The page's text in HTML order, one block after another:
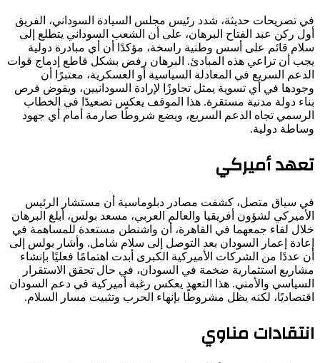
في تصريحات حديثة، شدد رئيس مجلس السيادة السوداني، الفريق
أول ركن عبد الفتاح البرهان، على أن الشعب السوداني يتطلع إلى
سلام قائم على أسس وطنية راسخة، مؤكدًا أن أي مبادرة دولية
يجب أن تراعي هذه المبادئ. البرهان رفض بشكل قاطع إدماج قوات
الدعم السريع في المعادلة السياسية أو العسكرية، معتبرًا أن
وجودها في أي تسوية يمثل تجاوزًا لإرادة السودانيين، ويقوض فرص
بناء دولة مدنية مستقرة. هذا الموقف يعكس تصعيدًا في الخطاب
الرسمي تجاه الدعم السريع، ويضع شروطًا صارمة أمام أي جهود
وساطة دولية.
تعهد أميركي
في سياق متصل، كشفت مصادر دبلوماسية أن مستشار الرئيس
الأميركي لشؤون أفريقيا والعالم العربي، مسعد بولس، أبلغ البرهان
خلال لقاء جمعهما في القاهرة، أن واشنطن مستعدة للمساهمة في
إعادة إعمار السودان بعد التوصل إلى سلام شامل. وأشار بولس إلى
أن عددًا من الشركات الأميركية الكبرى أبدت اهتمامًا فعليًا بإنشاء
مشاريع استثمارية ضخمة في السودان، في حال تحقق الاستقرار
السياسي والأمني. هذا التعهد يعكس رغبة أميركية في دعم السودان
اقتصاديًا، لكنه يظل مشروطًا بإنهاء الحرب وتثبيت مسار السلام.
انتقادات مناوي